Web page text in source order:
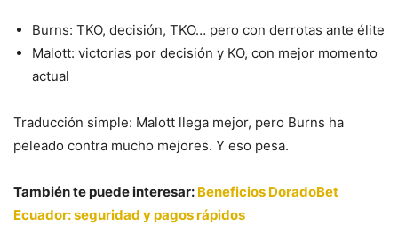
Burns: TKO, decisión, TKO… pero con derrotas ante élite
Malott: victorias por decisión y KO, con mejor momento
actual
Traducción simple: Malott llega mejor, pero Burns ha
peleado contra mucho mejores. Y eso pesa.
También te puede interesar: Beneficios DoradoBet
Ecuador: seguridad y pagos rápidos